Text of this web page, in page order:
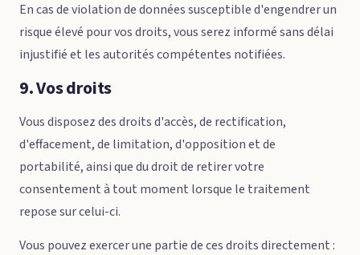
En cas de violation de données susceptible d'engendrer un
risque élevé pour vos droits, vous serez informé sans délai
injustifié et les autorités compétentes notifiées.
9. Vos droits
Vous disposez des droits d'accès, de rectification,
d'effacement, de limitation, d'opposition et de
portabilité, ainsi que du droit de retirer votre
consentement à tout moment lorsque le traitement
repose sur celui-ci.
Vous pouvez exercer une partie de ces droits directement :